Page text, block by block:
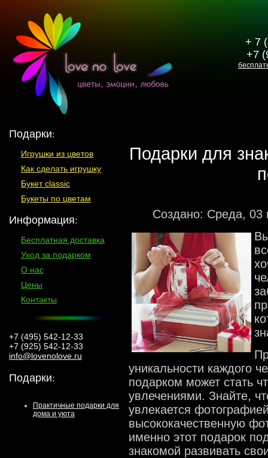
+ 7
+7
Подарки:
Игрушки из цветов
Как сделать игрушку
Букет classic
Букеты по цветам
Информация:
Бесплатная доставка
Уход за подарком
О нас
Цены
Контакты
+7 (495) 542-12-33
+7 (925) 542-12-33
info@lovenolove.ru
Подарки:
Практичные подарки для
дома и уюта
Подарки для
Создано: Среда, 03
уникальности каждого
подарком может стать
увлечениями. Знайте,
увлекается
высококачественную
именно этот подарок
знакомой развивать